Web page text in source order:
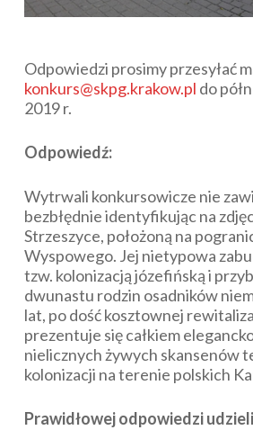
Odpowiedzi prosimy przesyłać
konkurs@skpg.krakow.pl do
2019 r.
Odpowiedź:
Wytrwali konkursowicze nie
bezbłędnie identyfikując na
Strzeszyce, położoną na
Wyspowego. Jej nietypowa
tzw. kolonizacją józefińską i
dwunastu rodzin osadników
lat, po dość kosztownej
prezentuje się całkiem
nielicznych żywych skansenów
kolonizacji na terenie polskich
Prawidłowej odpowiedzi